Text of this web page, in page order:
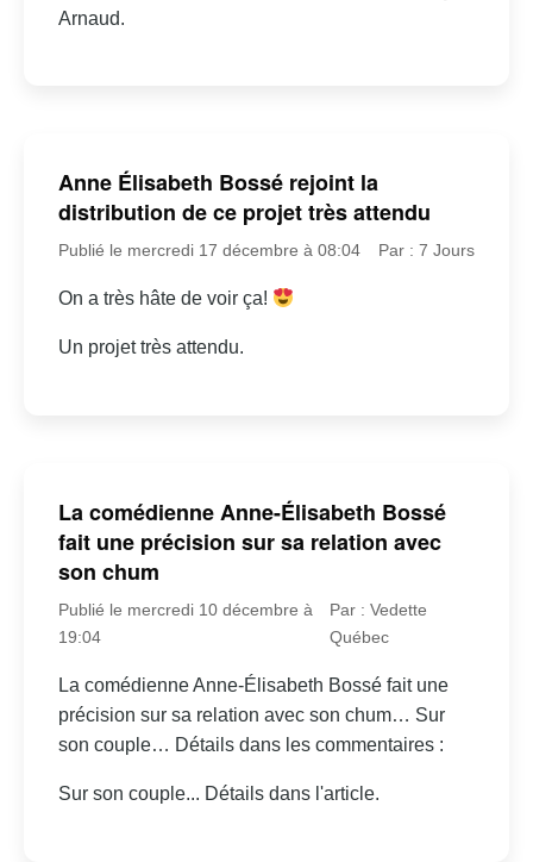
Arnaud.
Anne Élisabeth Bossé rejoint la
distribution de ce projet très attendu
Publié le mercredi 17 décembre à 08:04 Par : 7 Jours
On a très hâte de voir ça!
Un projet très attendu.
La comédienne Anne-Élisabeth Bossé
fait une précision sur sa relation avec
son chum
Publié le mercredi 10 décembre à
19:04
Par : Vedette
Québec
La comédienne Anne-Élisabeth Bossé fait une
précision sur sa relation avec son chum… Sur
son couple… Détails dans les commentaires :
Sur son couple... Détails dans l'article.